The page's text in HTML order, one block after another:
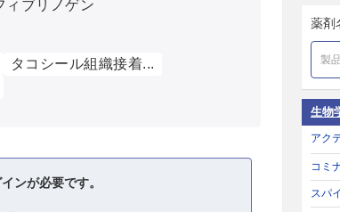
ブリノゲン
タコシール組織接着...
ンが必要です。
薬剤
生物
アク
コミ
スパ